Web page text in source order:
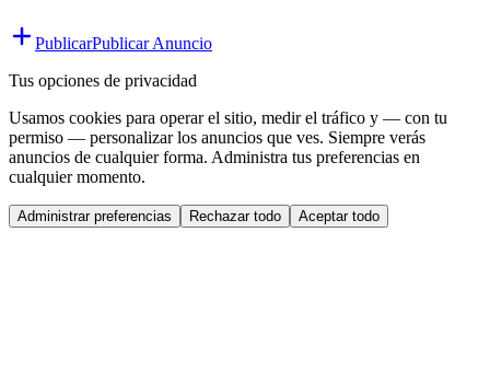
PublicarPublicar Anuncio
Tus opciones de privacidad
Usamos cookies para operar el sitio, medir el tráfico y — con tu
permiso — personalizar los anuncios que ves. Siempre verás
anuncios de cualquier forma. Administra tus preferencias en
cualquier momento.
Administrar preferencias Rechazar todo Aceptar todo